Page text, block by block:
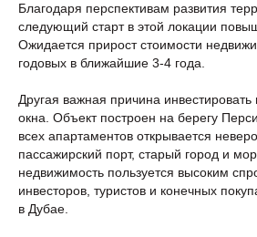
Благодаря перспективам развития
следующий старт в этой локации
Ожидается прирост стоимости
годовых в ближайшие 3-4 года.
Другая важная причина инвестировать
окна. Объект построен на берегу
всех апартаментов открывается
пассажирский порт, старый город и
недвижимость пользуется высоким
инвесторов, туристов и конечных
в Дубае.